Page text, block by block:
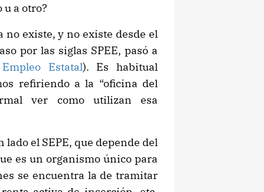
a otro?
no existe, y no existe desde el
por las siglas SPEE, pasó a
Estatal). Es habitual
refiriendo a la “oficina del
ver como utilizan esa
el SEPE, que depende del
es un organismo único para
se encuentra la de tramitar